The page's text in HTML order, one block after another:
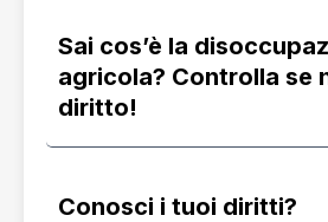
Sai cos’è la
agricola? Controlla se
diritto!
Conosci i tuoi diritti?